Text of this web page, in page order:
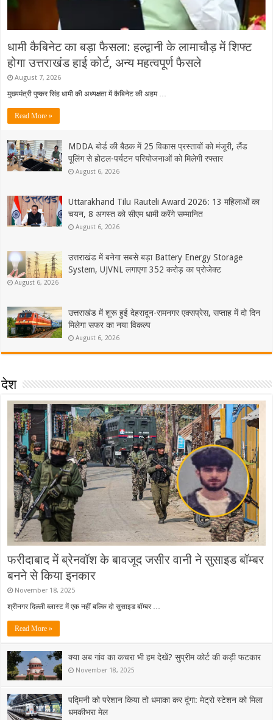
धामी कैबिनेट का बड़ा फैसला: हल्द्वानी के लामाचौड़ में शिफ्ट
होगा उत्तराखंड हाई कोर्ट, अन्य महत्वपूर्ण फैसले
August 7, 2026
मुख्यमंत्री पुष्कर सिंह धामी की अध्यक्षता में कैबिनेट की अहम …
Read More »
MDDA बोर्ड की बैठक में 25 विकास प्रस्तावों को मंजूरी, लैंड
पूलिंग से होटल-पर्यटन परियोजनाओं को मिलेगी रफ्तार
August 6, 2026
Uttarakhand Tilu Rauteli Award 2026: 13 महिलाओं का
चयन, 8 अगस्त को सीएम धामी करेंगे सम्मानित
August 6, 2026
उत्तराखंड में बनेगा सबसे बड़ा Battery Energy Storage
System, UJVNL लगाएगा 352 करोड़ का प्रोजेक्ट
August 6, 2026
उत्तराखंड में शुरू हुई देहरादून-रामनगर एक्सप्रेस, सप्ताह में दो दिन
मिलेगा सफर का नया विकल्प
August 6, 2026
देश
फरीदाबाद में ब्रेनवॉश के बावजूद जसीर वानी ने सुसाइड बॉम्बर
बनने से किया इनकार
November 18, 2025
श्रीनगर दिल्ली ब्लास्ट में एक नहीं बल्कि दो सुसाइड बॉम्बर …
Read More »
क्या अब गांव का कचरा भी हम देखें? सुप्रीम कोर्ट की कड़ी फटकार
November 18, 2025
पद्मिनी को परेशान किया तो धमाका कर दूंगा: मेट्रो स्टेशन को मिला
धमकीभरा मेल